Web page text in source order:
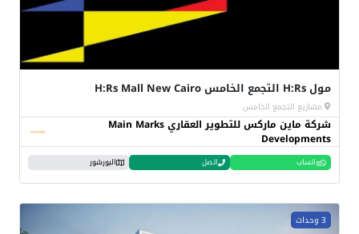
مول H:Rs التجمع الخامس H:Rs Mall New Cairo
مشاريع التجمع الخامس
شركة ماين ماركس للتطوير العقاري Main Marks
Developments
واتساب اتصل البورشور
3 وحدات